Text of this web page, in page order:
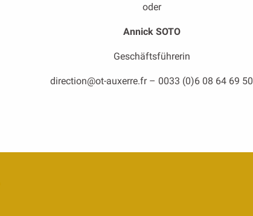
oder
Annick SOTO
Geschäftsführerin
direction@ot-auxerre.fr – 0033 (0)6 08 64 69 50